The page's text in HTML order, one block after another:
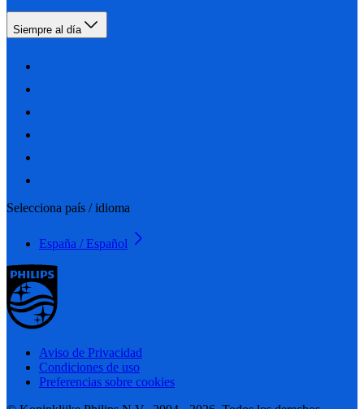
Siempre al día
Selecciona país / idioma
España / Español
Aviso de Privacidad
Condiciones de uso
Preferencias sobre cookies